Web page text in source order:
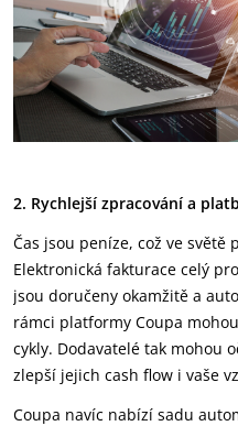
2. Rychlejší zpracování a
Čas jsou peníze, což ve
Elektronická fakturace celý
jsou doručeny okamžitě a
rámci platformy Coupa
cykly. Dodavatelé tak mohou
zlepší jejich cash flow i vaše
Coupa navíc nabízí sadu